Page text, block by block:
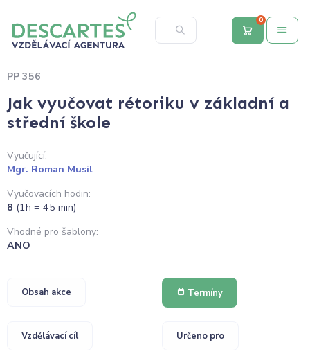
0
PP 356
Jak vyučovat rétoriku v základní a
střední škole
Vyučující:
Mgr. Roman Musil
Vyučovacích hodin:
8 (1h = 45 min)
Vhodné pro šablony:
ANO
Obsah akce Termíny
Vzdělávací cíl Určeno pro